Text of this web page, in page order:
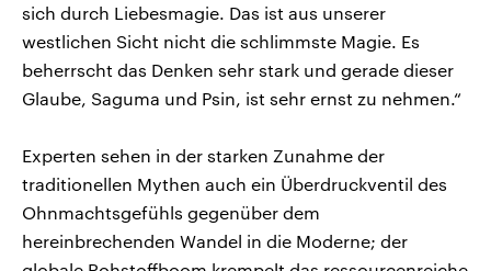
sich durch Liebesmagie. Das ist aus unserer
westlichen Sicht nicht die schlimmste Magie. Es
beherrscht das Denken sehr stark und gerade dieser
Glaube, Saguma und Psin, ist sehr ernst zu nehmen.“
Experten sehen in der starken Zunahme der
traditionellen Mythen auch ein Überdruckventil des
Ohnmachtsgefühls gegenüber dem
hereinbrechenden Wandel in die Moderne; der